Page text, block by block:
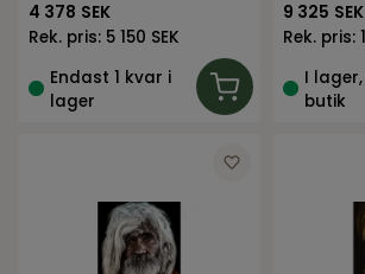
4 378 SEK
Rek. pris: 5 150 SEK
Endast 1 kvar i
lager
9 325 SEK
Rek. pris:
I
butik